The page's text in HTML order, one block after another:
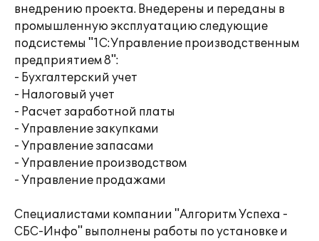
внедрению проекта. Внедерены и переданы в
промышленную эксплуатацию следующие
подсистемы "1С:Управление производственным
предприятием 8":
- Бухгалтерский учет
- Налоговый учет
- Расчет заработной платы
- Управление закупками
- Управление запасами
- Управление производством
- Управление продажами
Специалистами компании "Алгоритм Успеха -
СБС-Инфо" выполнены работы по установке и